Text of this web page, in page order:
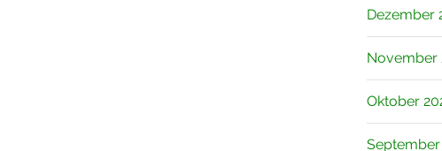
Dezember
November
Oktober
September